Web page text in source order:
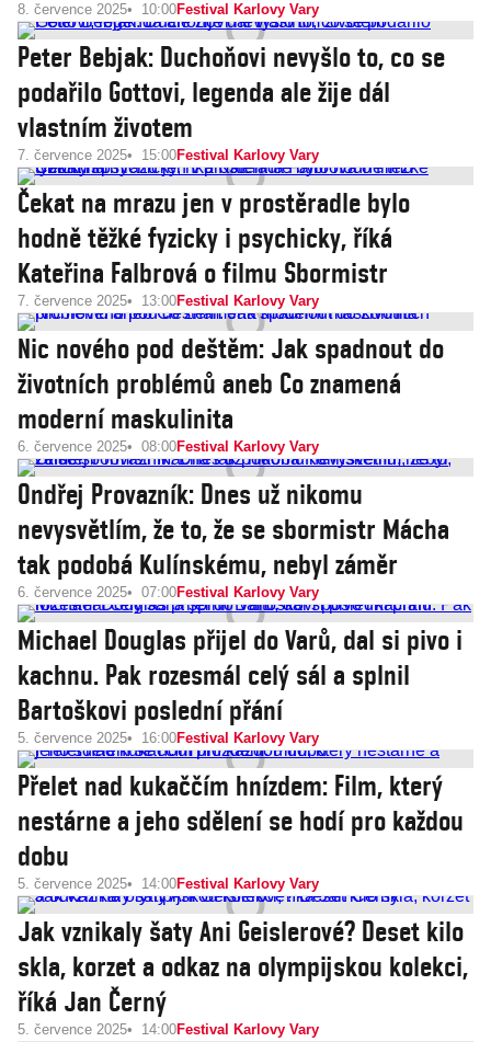
8. července 2025 10:00Festival Karlovy Vary
Peter Bebjak: Duchoňovi nevyšlo to, co se
podařilo Gottovi, legenda ale žije dál
vlastním životem
7. července 2025 15:00Festival Karlovy Vary
Čekat na mrazu jen v prostěradle bylo
hodně těžké fyzicky i psychicky, říká
Kateřina Falbrová o filmu Sbormistr
7. července 2025 13:00Festival Karlovy Vary
Nic nového pod deštěm: Jak spadnout do
životních problémů aneb Co znamená
moderní maskulinita
6. července 2025 08:00Festival Karlovy Vary
Ondřej Provazník: Dnes už nikomu
nevysvětlím, že to, že se sbormistr Mácha
tak podobá Kulínskému, nebyl záměr
6. července 2025 07:00Festival Karlovy Vary
Michael Douglas přijel do Varů, dal si pivo i
kachnu. Pak rozesmál celý sál a splnil
Bartoškovi poslední přání
5. července 2025 16:00Festival Karlovy Vary
Přelet nad kukaččím hnízdem: Film, který
nestárne a jeho sdělení se hodí pro každou
dobu
5. července 2025 14:00Festival Karlovy Vary
Jak vznikaly šaty Ani Geislerové? Deset kilo
skla, korzet a odkaz na olympijskou kolekci,
říká Jan Černý
5. července 2025 14:00Festival Karlovy Vary